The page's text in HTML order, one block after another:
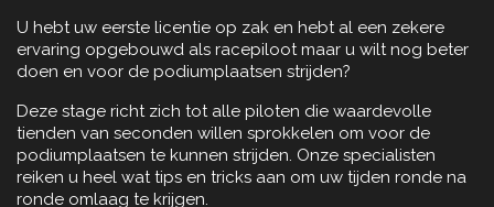
U hebt uw eerste licentie op zak en hebt al een zekere
ervaring opgebouwd als racepiloot maar u wilt nog beter
doen en voor de podiumplaatsen strijden?
Deze stage richt zich tot alle piloten die waardevolle
tienden van seconden willen sprokkelen om voor de
podiumplaatsen te kunnen strijden. Onze specialisten
reiken u heel wat tips en tricks aan om uw tijden ronde na
ronde omlaag te krijgen.